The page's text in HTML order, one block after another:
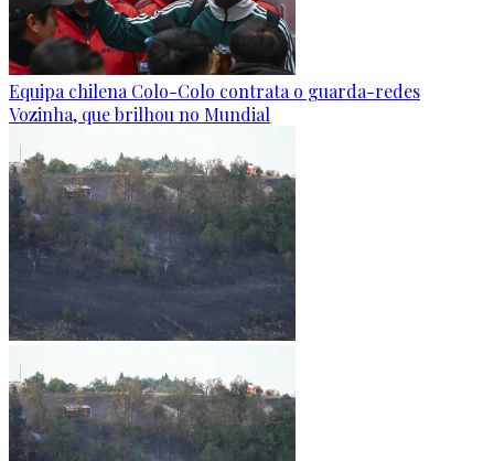
Equipa chilena Colo-Colo contrata o guarda-redes
Vozinha, que brilhou no Mundial